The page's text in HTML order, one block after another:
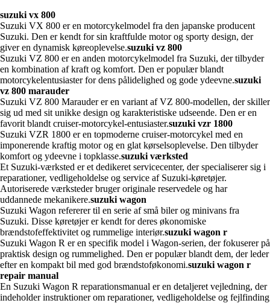
suzuki vx 800
Suzuki VX 800 er en motorcykelmodel fra den japanske producent
Suzuki. Den er kendt for sin kraftfulde motor og sporty design, der
giver en dynamisk køreoplevelse.suzuki vz 800
Suzuki VZ 800 er en anden motorcykelmodel fra Suzuki, der tilbyder
en kombination af kraft og komfort. Den er populær blandt
motorcykelentusiaster for dens pålidelighed og gode ydeevne.suzuki
vz 800 marauder
Suzuki VZ 800 Marauder er en variant af VZ 800-modellen, der skiller
sig ud med sit unikke design og karakteristiske udseende. Den er en
favorit blandt cruiser-motorcykel-entusiaster.suzuki vzr 1800
Suzuki VZR 1800 er en topmoderne cruiser-motorcykel med en
imponerende kraftig motor og en glat kørselsoplevelse. Den tilbyder
komfort og ydeevne i topklasse.suzuki værksted
Et Suzuki-værksted er et dedikeret servicecenter, der specialiserer sig i
reparationer, vedligeholdelse og service af Suzuki-køretøjer.
Autoriserede værksteder bruger originale reservedele og har
uddannede mekanikere.suzuki wagon
Suzuki Wagon refererer til en serie af små biler og minivans fra
Suzuki. Disse køretøjer er kendt for deres økonomiske
brændstofeffektivitet og rummelige interiør.suzuki wagon r
Suzuki Wagon R er en specifik model i Wagon-serien, der fokuserer på
praktisk design og rummelighed. Den er populær blandt dem, der leder
efter en kompakt bil med god brændstoføkonomi.suzuki wagon r
repair manual
En Suzuki Wagon R reparationsmanual er en detaljeret vejledning, der
indeholder instruktioner om reparationer, vedligeholdelse og fejlfinding